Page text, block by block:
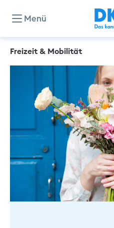
Menü
Konten & Karten
Kredite
Investieren & Sparen
Finanzierung & Immobilie
Service
Freizeit & Mobilität